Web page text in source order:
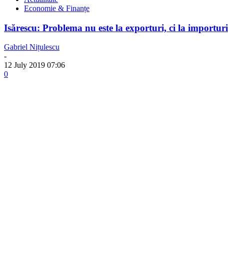
Economie & Finanțe
Isărescu: Problema nu este la exporturi, ci la importuri
Gabriel Nițulescu
-
12 July 2019 07:06
0